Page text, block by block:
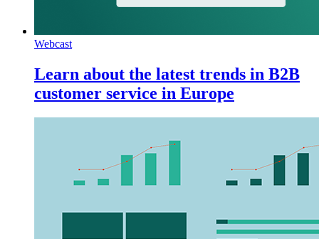
Webcast
Learn about the latest trends in B2B
customer service in Europe